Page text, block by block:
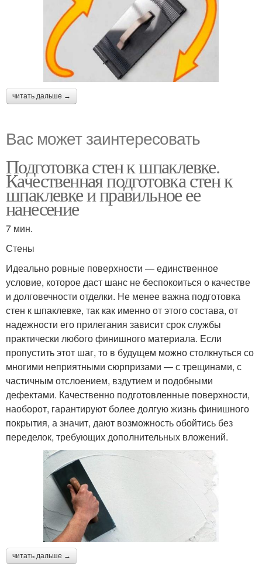
читать дальше →
Вас может заинтересовать
Подготовка стен к шпаклевке.
Качественная подготовка стен к
шпаклевке и правильное ее
нанесение
7 мин.
Стены
Идеально ровные поверхности — единственное
условие, которое даст шанс не беспокоиться о качестве
и долговечности отделки. Не менее важна подготовка
стен к шпаклевке, так как именно от этого состава, от
надежности его прилегания зависит срок службы
практически любого финишного материала. Если
пропустить этот шаг, то в будущем можно столкнуться со
многими неприятными сюрпризами — с трещинами, с
частичным отслоением, вздутием и подобными
дефектами. Качественно подготовленные поверхности,
наоборот, гарантируют более долгую жизнь финишного
покрытия, а значит, дают возможность обойтись без
переделок, требующих дополнительных вложений.
читать дальше →